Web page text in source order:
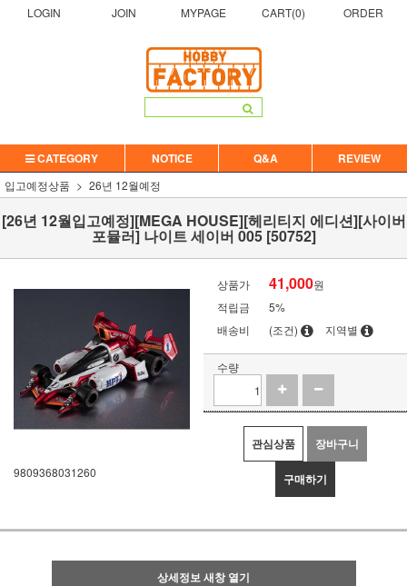
LOGIN JOIN MYPAGE CART(0) ORDER
CATEGORY NOTICE Q&A REVIEW
입고예정상품 26년 12월예정
[26년 12월입고예정][MEGA HOUSE][헤리티지 에디션][사이버
포뮬러] 나이트 세이버 005 [50752]
9809368031260
상품가 41,000원
적립금
5%
배송비
(조건) 지역별
수량
관심상품 장바구니
구매하기
상세정보 새창 열기